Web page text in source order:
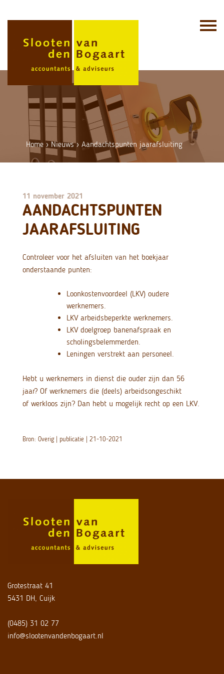
Home ›Nieuws›Aandachtspunten jaarafsluiting
11 november 2021
AANDACHTSPUNTEN
JAARAFSLUITING
Controleer voor het afsluiten van het boekjaar
onderstaande punten:
Loonkostenvoordeel (LKV) oudere
werknemers.
LKV arbeidsbeperkte werknemers.
LKV doelgroep banenafspraak en
scholingsbelemmerden.
Leningen verstrekt aan personeel.
Hebt u werknemers in dienst die ouder zijn dan 56
jaar? Of werknemers die (deels) arbeidsongeschikt
of werkloos zijn? Dan hebt u mogelijk recht op een LKV.
Bron: Overig | publicatie | 21-10-2021
Grotestraat 41
5431 DH, Cuijk
(0485) 31 02 77
info@slootenvandenbogaart.nl